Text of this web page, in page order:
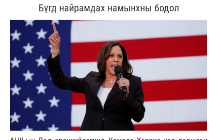
Бүгд найрамдах намынхны бодол